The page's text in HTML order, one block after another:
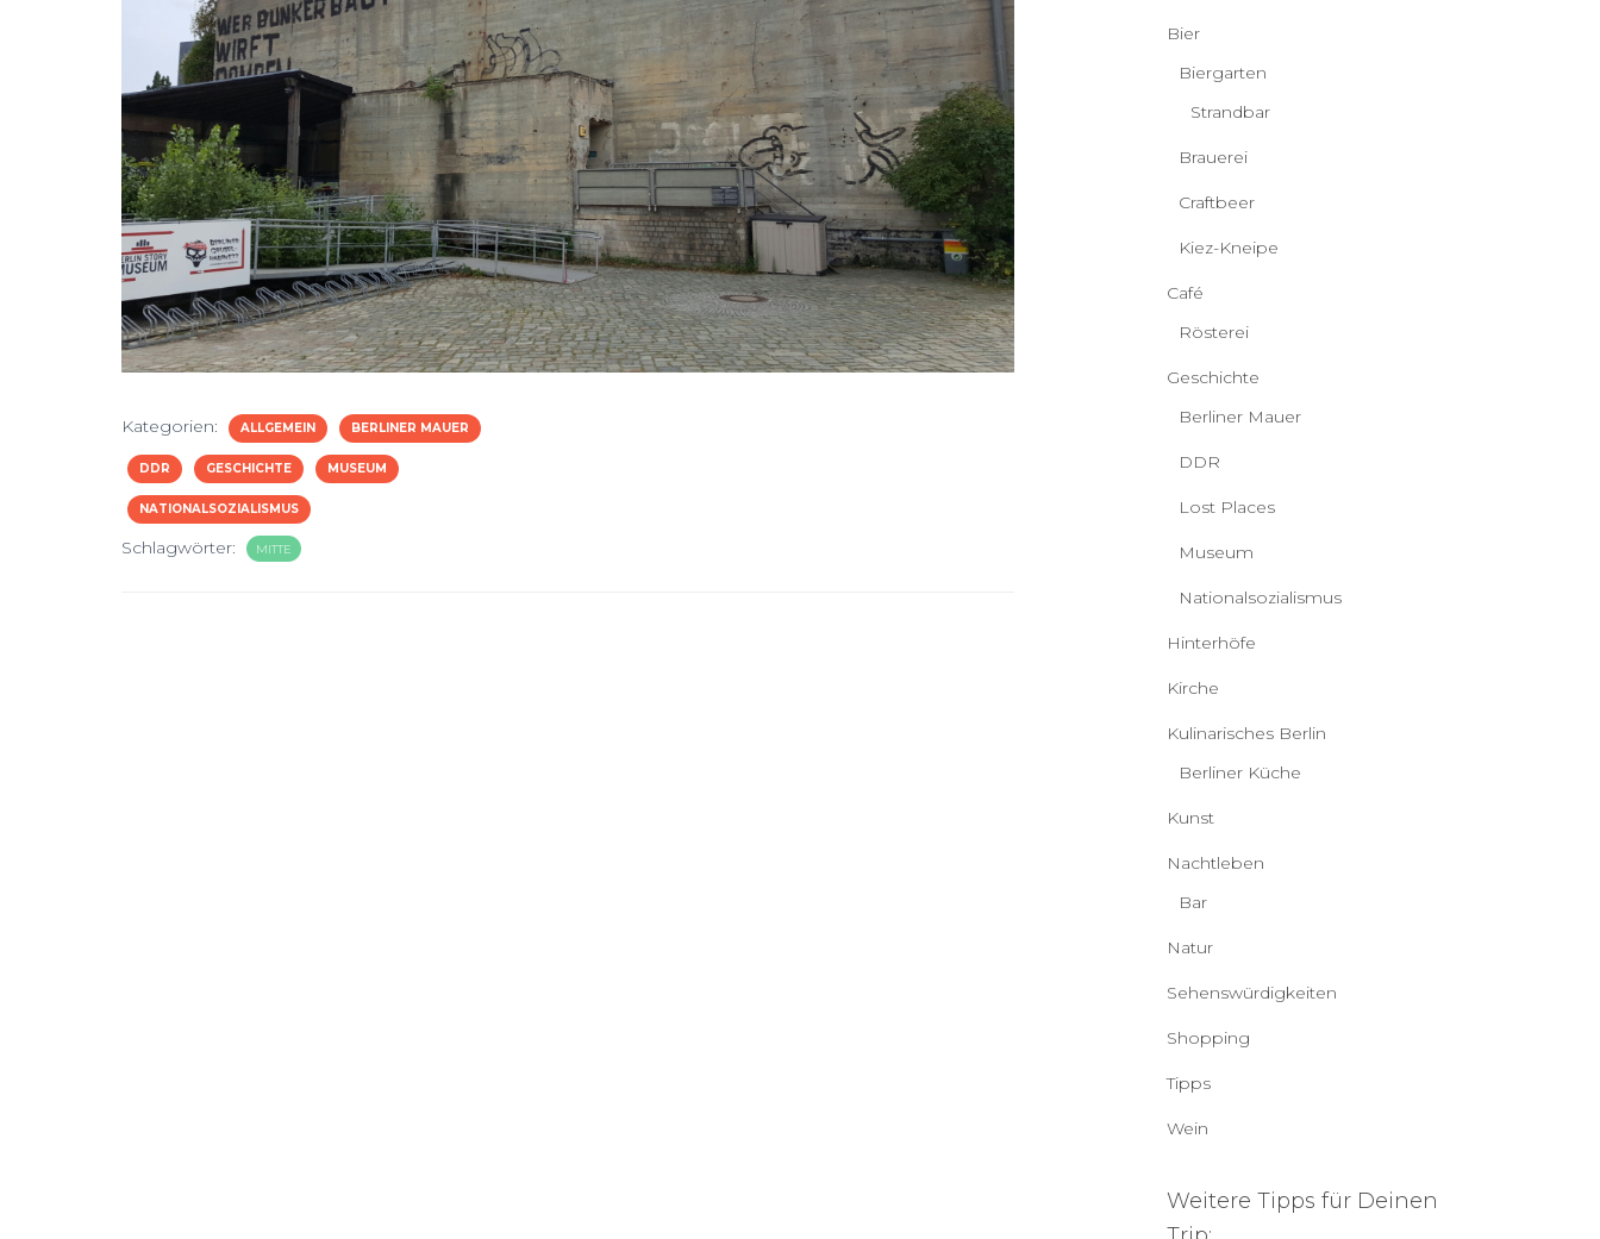
Kategorien: ALLGEMEIN BERLINER MAUER
DDR GESCHICHTE MUSEUM
NATIONALSOZIALISMUS
Schlagwörter: MITTE
Bier
Biergarten
Strandbar
Brauerei
Craftbeer
Kiez-Kneipe
Café
Rösterei
Geschichte
Berliner Mauer
DDR
Lost Places
Museum
Nationalsozialismus
Hinterhöfe
Kirche
Kulinarisches Berlin
Berliner Küche
Kunst
Nachtleben
Bar
Natur
Sehenswürdigkeiten
Shopping
Tipps
Wein
Weitere Tipps für Deinen